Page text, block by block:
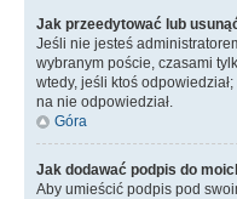
Jak przeedytować lub
Jeśli nie jesteś
wybranym poście, czasami
wtedy, jeśli ktoś
na nie odpowiedział.
Góra
Jak dodawać podpis do
Aby umieścić podpis pod